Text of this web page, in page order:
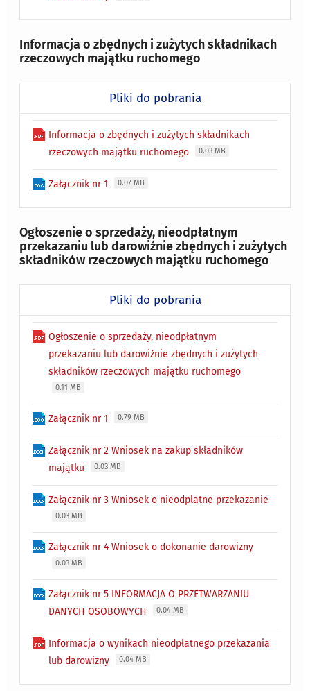
Informacja o zbędnych i zużytych składnikach
rzeczowych majątku ruchomego
Pliki do pobrania
Informacja o zbędnych i zużytych składnikach
rzeczowych majątku ruchomego
0.03 MB
Załącznik nr 1 0.07 MB
Ogłoszenie o sprzedaży, nieodpłatnym
przekazaniu lub darowiźnie zbędnych i zużytych
składników rzeczowych majątku ruchomego
Pliki do pobrania
Ogłoszenie o sprzedaży, nieodpłatnym
przekazaniu lub darowiźnie zbędnych i zużytych
składników rzeczowych majątku ruchomego
0.11 MB
Załącznik nr 1 0.79 MB
Załącznik nr 2 Wniosek na zakup składników
majątku
0.03 MB
Załącznik nr 3 Wniosek o nieodplatne przekazanie
0.03 MB
Załącznik nr 4 Wniosek o dokonanie darowizny
0.03 MB
Załącznik nr 5 INFORMACJA O PRZETWARZANIU
DANYCH OSOBOWYCH
0.04 MB
Informacja o wynikach nieodpłatnego przekazania
lub darowizny
0.04 MB